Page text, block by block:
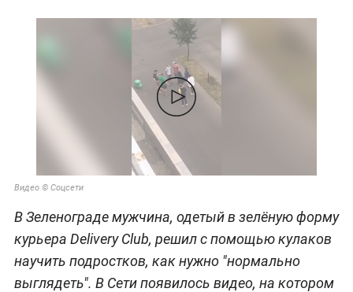
Видео © Соцсети
В Зеленограде мужчина, одетый в зелёную форму
курьера Delivery Club, решил с помощью кулаков
научить подростков, как нужно "нормально
выглядеть". В Сети появилось видео, на котором